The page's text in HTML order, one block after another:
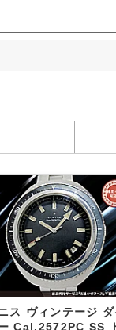
ス ヴィンテージ ダ
Cal.2572PC SS